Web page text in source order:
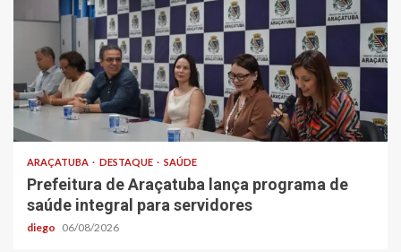
ARAÇATUBA DESTAQUE SAÚDE
Prefeitura de Araçatuba lança programa de
saúde integral para servidores
diego 06/08/2026